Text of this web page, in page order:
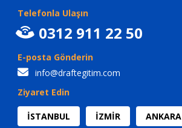
Telefonla Ulaşın
0312 911 22 50
E-posta Gönderin
info@draftegitim.com
Ziyaret Edin
İSTANBUL İZMİR ANKARA